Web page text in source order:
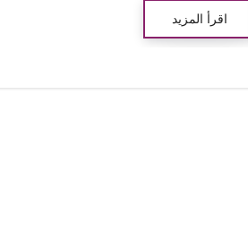
اقرأ المزيد